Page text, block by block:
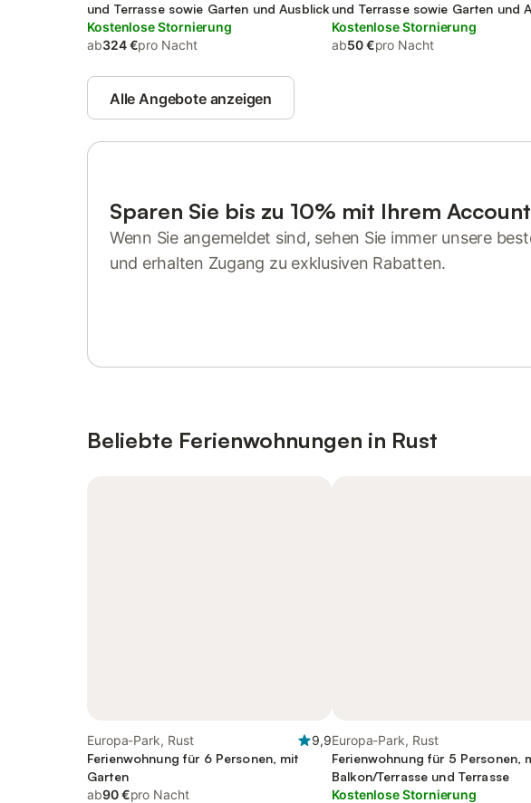
und Terrasse sowie Garten und Ausblick
Kostenlose Stornierung
ab324 €pro Nacht
und Terrasse sowie Garten und
Kostenlose Stornierung
ab50 €pro Nacht
Alle Angebote anzeigen
Sparen Sie bis zu 10% mit Ihrem Account
Wenn Sie angemeldet sind, sehen Sie immer unsere
und erhalten Zugang zu exklusiven Rabatten.
Beliebte Ferienwohnungen in Rust
Europa-Park, Rust
9,9
Ferienwohnung für 6 Personen, mit
Garten
ab90 €pro Nacht
Europa-Park, Rust
Ferienwohnung für 5 Personen,
Balkon/Terrasse und Terrasse
Kostenlose Stornierung